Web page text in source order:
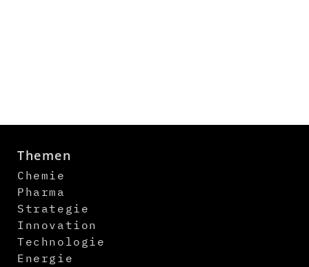
Themen
Chemie
Pharma
Strategie
Innovation
Technologie
Energie